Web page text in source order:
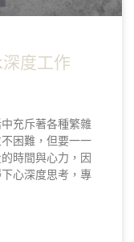
度工作
充斥著各種繁雜
困難，但要一一
時間與心力，因
心深度思考，專